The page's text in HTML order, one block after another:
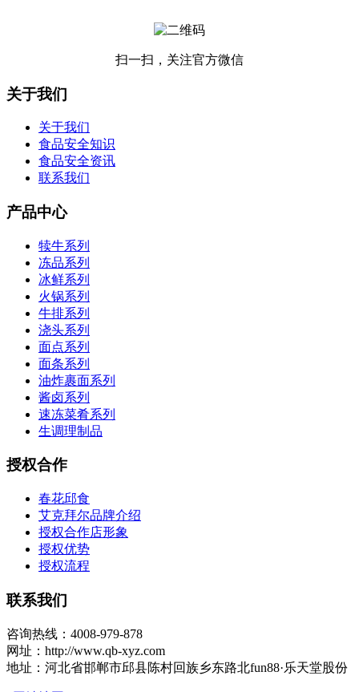
扫一扫，关注官方微信
关于我们
关于我们
食品安全知识
食品安全资讯
联系我们
产品中心
犊牛系列
冻品系列
冰鲜系列
火锅系列
牛排系列
浇头系列
面点系列
面条系列
油炸裹面系列
酱卤系列
速冻菜肴系列
生调理制品
授权合作
春花邱食
艾克拜尔品牌介绍
授权合作店形象
授权优势
授权流程
联系我们
咨询热线：4008-979-878
网址：http://www.qb-xyz.com
地址：河北省邯郸市邱县陈村回族乡东路北fun88·乐天堂股份